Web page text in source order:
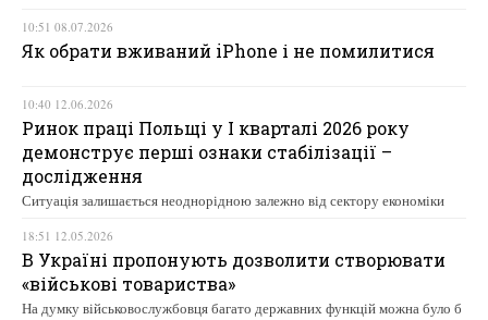
10:51 08.07.2026
Як обрати вживаний iPhone і не помилитися
10:40 12.06.2026
Ринок праці Польщі у І кварталі 2026 року
демонструє перші ознаки стабілізації –
дослідження
Ситуація залишається неоднорідною залежно від сектору економіки
18:51 12.05.2026
В Україні пропонують дозволити створювати
«військові товариства»
На думку військовослужбовця багато державних функцій можна було б